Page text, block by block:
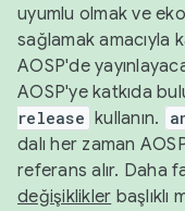
uyumlu olmak ve
sağlamak amacıyla
AOSP'de
AOSP'ye katkıda
release kullanın.
dalı her zaman
referans alır. Daha
değişiklikler başlıklı